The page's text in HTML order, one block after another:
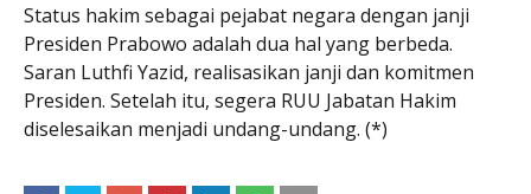
Status hakim sebagai pejabat negara dengan janji
Presiden Prabowo adalah dua hal yang berbeda.
Saran Luthfi Yazid, realisasikan janji dan komitmen
Presiden. Setelah itu, segera RUU Jabatan Hakim
diselesaikan menjadi undang-undang. (*)